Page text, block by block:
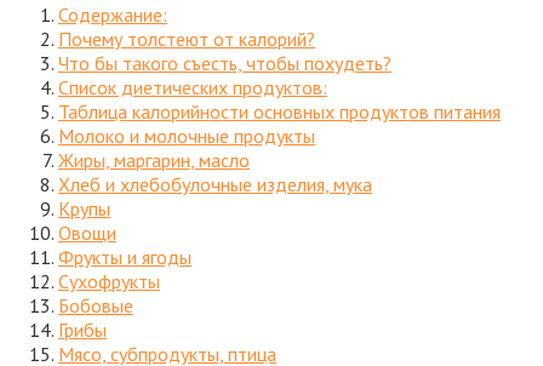
Содержание:
Почему толстеют от калорий?
Что бы такого съесть, чтобы похудеть?
Список диетических продуктов:
Таблица калорийности основных продуктов питания
Молоко и молочные продукты
Жиры, маргарин, масло
Хлеб и хлебобулочные изделия, мука
Крупы
Овощи
Фрукты и ягоды
Сухофрукты
Бобовые
Грибы
Мясо, субпродукты, птица